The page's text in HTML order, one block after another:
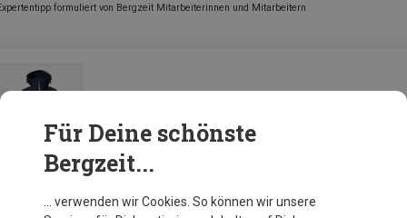
formuliert von Bergzeit Mitarbeiterinnen und Mitarbeitern
Zur Produktseite
Für Deine schönste
Bergzeit...
… verwenden wir Cookies. So können wir unsere